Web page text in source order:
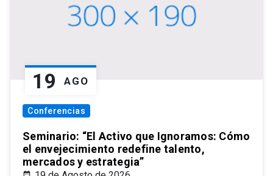
19 AGO
Conferencias
Seminario: “El Activo que Ignoramos: Cómo
el envejecimiento redefine talento,
mercados y estrategia”